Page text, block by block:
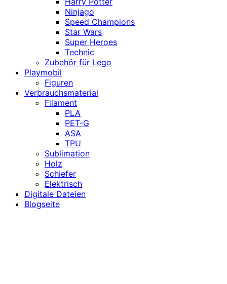
Ninjago
Speed Champions
Star Wars
Super Heroes
Technic
Zubehör für Lego
Playmobil
Figuren
Verbrauchsmaterial
Filament
PLA
PET-G
ASA
TPU
Sublimation
Holz
Schiefer
Elektrisch
Digitale Dateien
Blogseite